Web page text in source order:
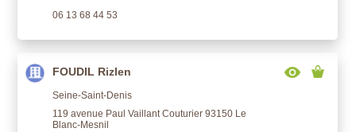
06 13 68 44 53
FOUDIL Rizlen
Seine-Saint-Denis
119 avenue Paul Vaillant Couturier 93150 Le
Blanc-Mesnil